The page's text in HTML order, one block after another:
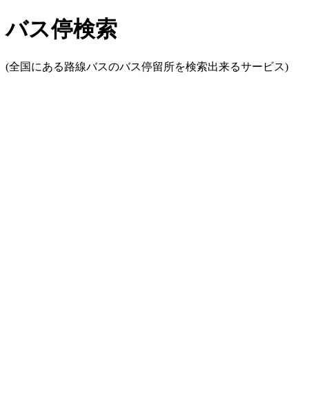
バス停検索
(全国にある路線バスのバス停留所を検索出来るサービス)